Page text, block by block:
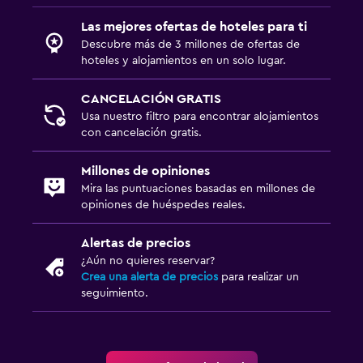
Zona de trabajo
Escritorio
Actividades
Bicicletas
Cuna/cama nido disponibles
Las mejores ofertas de hoteles para ti
Descubre más de 3 millones de ofertas de
hoteles y alojamientos en un solo lugar.
CANCELACIÓN GRATIS
Usa nuestro filtro para encontrar alojamientos
con cancelación gratis.
Millones de opiniones
Mira las puntuaciones basadas en millones de
opiniones de huéspedes reales.
Alertas de precios
¿Aún no quieres reservar?
Crea una alerta de precios para realizar un
seguimiento.